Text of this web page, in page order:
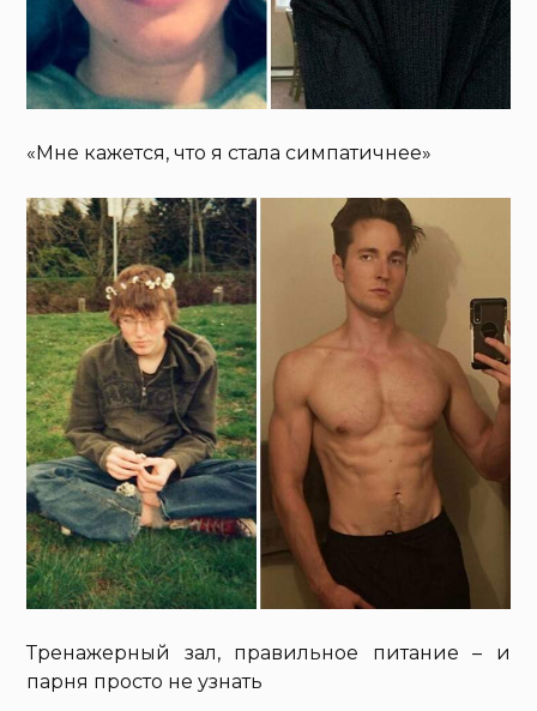
«Мне кажется, что я стала симпатичнее»
Тренажерный зал, правильное питание – и
парня просто не узнать